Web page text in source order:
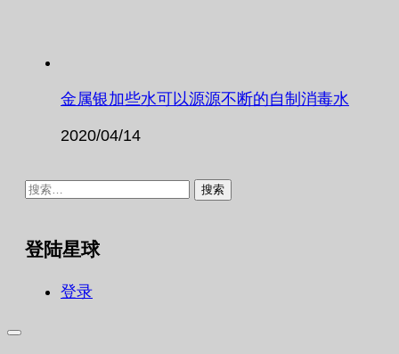
金属银加些水可以源源不断的自制消毒水
2020/04/14
搜
登陆星球
登录